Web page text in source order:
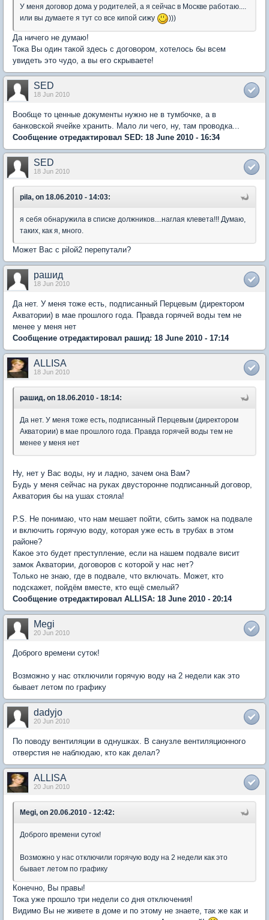
У меня договор дома у родителей, а я сейчас в Москве работаю....
или вы думаете я тут со все кипой сижу
)))
Да ничего не думаю!
Тока Вы один такой здесь с договором, хотелось бы всем
увидеть это чудо, а вы его скрываете!
SED
18 Jun 2010
Вообще то ценные документы нужно не в тумбочке, а в
банковской ячейке хранить. Мало ли чего, ну, там проводка...
Сообщение отредактировал SED: 18 June 2010 - 16:34
SED
18 Jun 2010
pila, on 18.06.2010 - 14:03:
я себя обнаружила в списке должников....наглая клевета!!! Думаю,
таких, как я, много.
Может Вас с pilой2 перепутали?
рашид
18 Jun 2010
Да нет. У меня тоже есть, подписанный Перцевым (директором
Акватории) в мае прошлого года. Правда горячей воды тем не
менее у меня нет
Сообщение отредактировал рашид: 18 June 2010 - 17:14
ALLISA
18 Jun 2010
рашид, on 18.06.2010 - 18:14:
Да нет. У меня тоже есть, подписанный Перцевым (директором
Акватории) в мае прошлого года. Правда горячей воды тем не
менее у меня нет
Ну, нет у Вас воды, ну и ладно, зачем она Вам?
Будь у меня сейчас на руках двусторонне подписанный договор,
Акватория бы на ушах стояла!
Р.S. Не понимаю, что нам мешает пойти, сбить замок на подвале
и включить горячую воду, которая уже есть в трубах в этом
районе?
Какое это будет преступление, если на нашем подвале висит
замок Акватории, договоров с которой у нас нет?
Только не знаю, где в подвале, что включать. Может, кто
подскажет, пойдём вместе, кто ещё смелый?
Сообщение отредактировал ALLISA: 18 June 2010 - 20:14
Megi
20 Jun 2010
Доброго времени суток!
Возможно у нас отключили горячую воду на 2 недели как это
бывает летом по графику
dadyjo
20 Jun 2010
По поводу вентиляции в однушках. В санузле вентиляционного
отверстия не наблюдаю, кто как делал?
ALLISA
20 Jun 2010
Megi, on 20.06.2010 - 12:42:
Доброго времени суток!
Возможно у нас отключили горячую воду на 2 недели как это
бывает летом по графику
Конечно, Вы правы!
Тока уже прошло три недели со дня отключения!
Видимо Вы не живете в доме и по этому не знаете, так же как и